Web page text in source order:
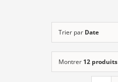
Les événements
Trier par Date
Montrer 12 produits